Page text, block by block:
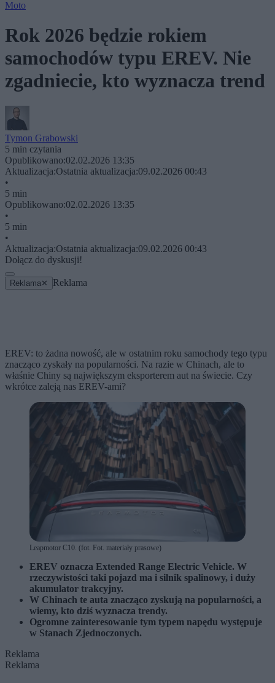
Moto
Rok 2026 będzie rokiem
samochodów typu EREV. Nie
zgadniecie, kto wyznacza trend
Tymon Grabowski
5 min czytania
Opublikowano:02.02.2026 13:35
Aktualizacja:Ostatnia aktualizacja:09.02.2026 00:43
•
5 min
Opublikowano:02.02.2026 13:35
•
5 min
•
Aktualizacja:Ostatnia aktualizacja:09.02.2026 00:43
Dołącz do dyskusji!
Reklama ✕ Reklama
EREV: to żadna nowość, ale w ostatnim roku samochody tego typu
znacząco zyskały na popularności. Na razie w Chinach, ale to
właśnie Chiny są największym eksporterem aut na świecie. Czy
wkrótce zaleją nas EREV-ami?
Leapmotor C10. (fot. Fot. materiały prasowe)
EREV oznacza Extended Range Electric Vehicle. W
rzeczywistości taki pojazd ma i silnik spalinowy, i duży
akumulator trakcyjny.
W Chinach te auta znacząco zyskują na popularności, a
wiemy, kto dziś wyznacza trendy.
Ogromne zainteresowanie tym typem napędu występuje
w Stanach Zjednoczonych.
Reklama
Reklama